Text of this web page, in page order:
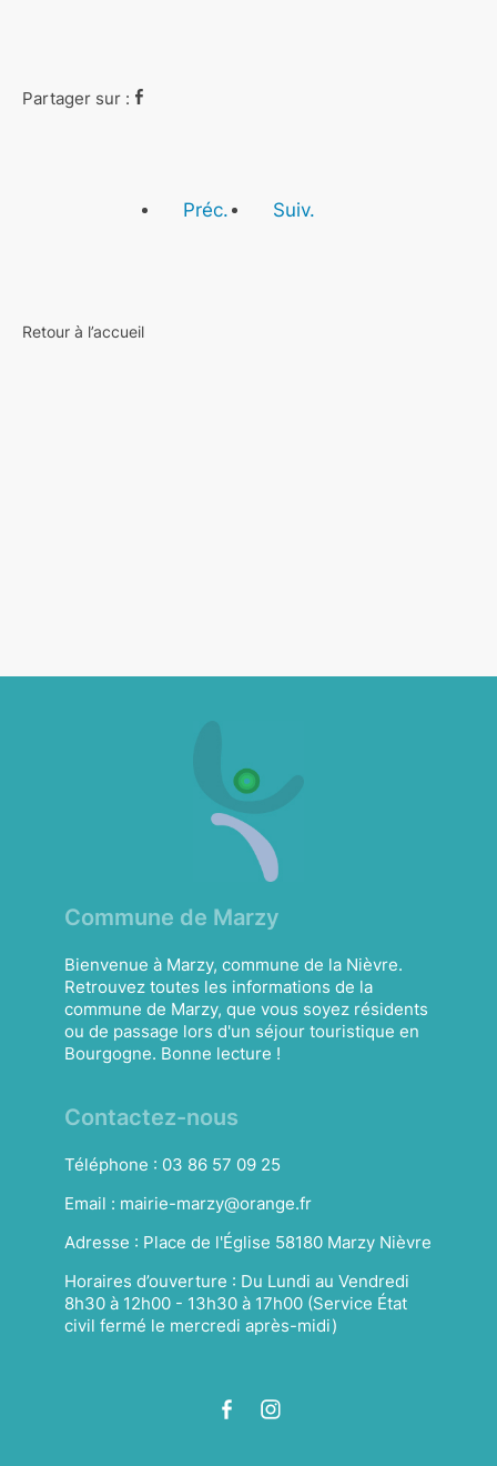
Retour à l’accueil
Partager sur :
Préc. Suiv.
Commune de Marzy
Bienvenue à Marzy, commune de la Nièvre.
Retrouvez toutes les informations de la
commune de Marzy, que vous soyez résidents
ou de passage lors d'un séjour touristique en
Bourgogne. Bonne lecture !
Contactez-nous
Téléphone : 03 86 57 09 25
Email : mairie-marzy@orange.fr
Adresse : Place de l'Église 58180 Marzy Nièvre
Horaires d’ouverture : Du Lundi au Vendredi
8h30 à 12h00 - 13h30 à 17h00 (Service État
civil fermé le mercredi après-midi)